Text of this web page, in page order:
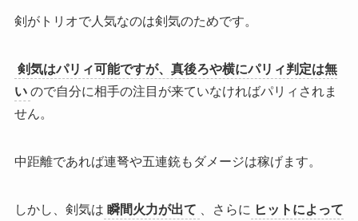
剣がトリオで人気なのは剣気のためです。
剣気はパリィ可能ですが、真後ろや横にパリィ判定は無
い ので自分に相手の注目が来ていなければパリィされま
せん。
中距離であれば連弩や五連銃もダメージは稼げます。
しかし、剣気は 瞬間火力が出て 、さらに ヒットによって